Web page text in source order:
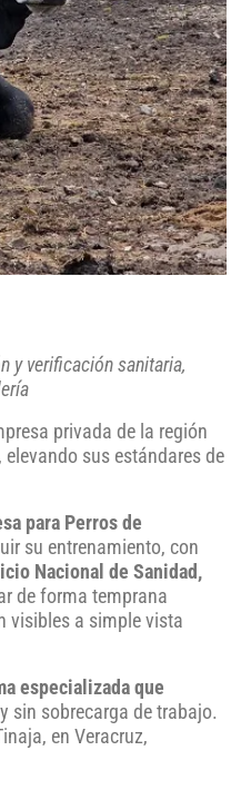
y verificación sanitaria,
privada de la región
sus estándares de
para Perros de
su entrenamiento, con
Nacional de Sanidad,
de forma temprana
visibles a simple vista
especializada que
sin sobrecarga de trabajo.
en Veracruz,